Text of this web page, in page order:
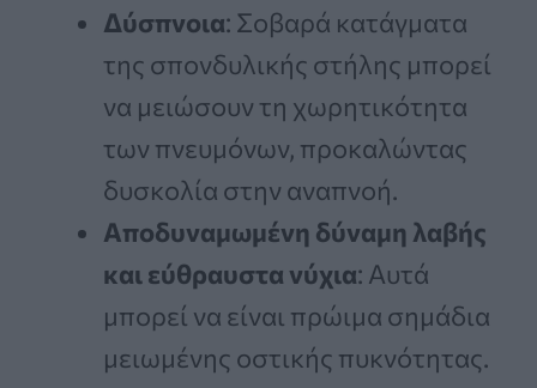
Δύσπνοια: Σοβαρά κατάγματα
της σπονδυλικής στήλης μπορεί
να μειώσουν τη χωρητικότητα
των πνευμόνων, προκαλώντας
δυσκολία στην αναπνοή.
Αποδυναμωμένη δύναμη λαβής
και εύθραυστα νύχια: Αυτά
μπορεί να είναι πρώιμα σημάδια
μειωμένης οστικής πυκνότητας.